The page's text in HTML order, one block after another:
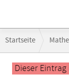
Navigation
Startseite
Hauptinhalt
Dieser